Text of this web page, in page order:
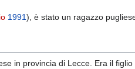
1991), è stato un ragazzo
in provincia di Lecce. Era il